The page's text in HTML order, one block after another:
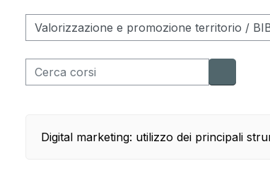
Categorie di corso
Cerca corsi
Cerca
Digital marketing: utilizzo dei principali